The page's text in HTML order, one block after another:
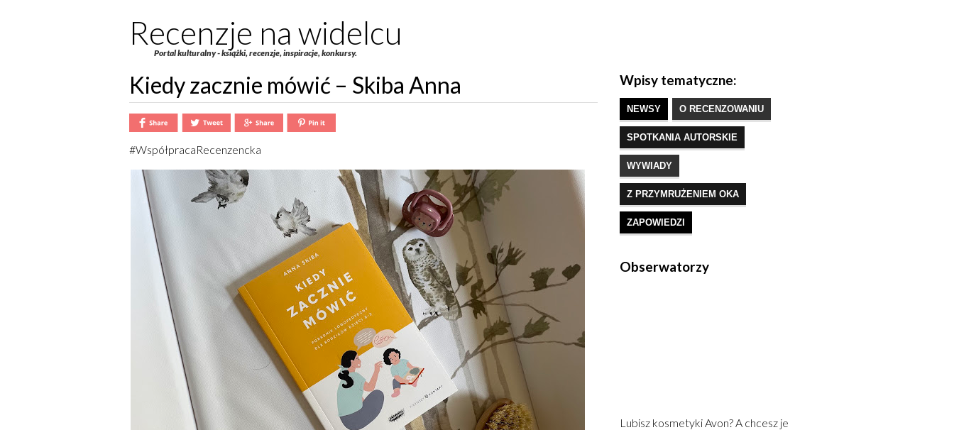
Recenzje na widelcu
Portal kulturalny - książki, recenzje, inspiracje, konkursy.
Kiedy zacznie mówić – Skiba Anna
#WspółpracaRecenzencka
Wpisy tematyczne:
NEWSY O RECENZOWANIU
SPOTKANIA AUTORSKIE
WYWIADY
Z PRZYMRUŻENIEM OKA
ZAPOWIEDZI
Obserwatorzy
Lubisz kosmetyki Avon? A chcesz je